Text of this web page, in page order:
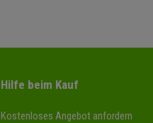
Hilfe beim Kauf
Kostenloses Angebot anfordern